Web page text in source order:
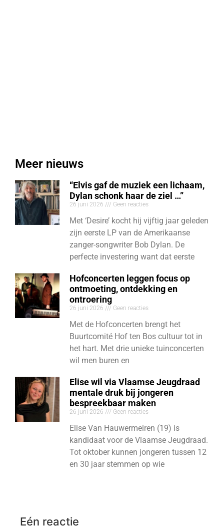
Meer nieuws
“Elvis gaf de muziek een lichaam,
Dylan schonk haar de ziel …”
26 juni 2026 Geen reacties
Met ‘Desire’ kocht hij vijftig jaar geleden
zijn eerste LP van de Amerikaanse
zanger-songwriter Bob Dylan. De
perfecte investering want dat eerste
Hofconcerten leggen focus op
ontmoeting, ontdekking en
ontroering
26 juni 2026 Geen reacties
Met de Hofconcerten brengt het
Buurtcomité Hof ten Bos cultuur tot in
het hart. Met drie unieke tuinconcerten
wil men buren en
Elise wil via Vlaamse Jeugdraad
mentale druk bij jongeren
bespreekbaar maken
26 juni 2026 Geen reacties
Elise Van Hauwermeiren (19) is
kandidaat voor de Vlaamse Jeugdraad.
Tot oktober kunnen jongeren tussen 12
en 30 jaar stemmen op wie
Eén reactie